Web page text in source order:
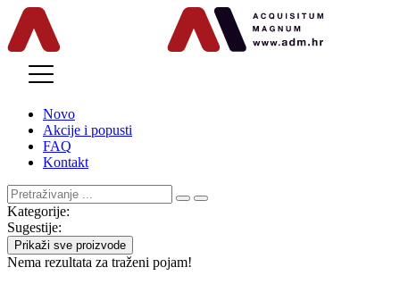
Novo
Akcije i popusti
FAQ
Kontakt
Kategorije:
Sugestije:
Prikaži sve proizvode
Nema rezultata za traženi pojam!